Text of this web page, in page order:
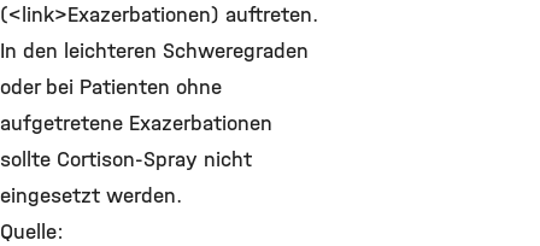
(<link>Exazerbationen) auftreten.
In den leichteren Schweregraden
oder bei Patienten ohne
aufgetretene Exazerbationen
sollte Cortison-Spray nicht
eingesetzt werden.
Quelle: